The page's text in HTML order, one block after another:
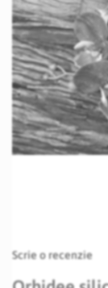
to
Scrie o recenzie